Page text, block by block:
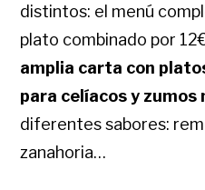
distintos: el menú
plato combinado por
amplia carta con
para celíacos y zumos
diferentes sabores:
zanahoria…